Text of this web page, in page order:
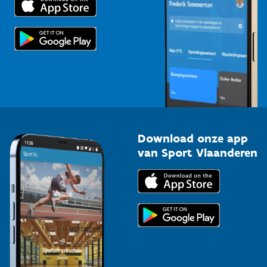
Topsporters
Voor de pers
Download onze app
van Sport Vlaanderen